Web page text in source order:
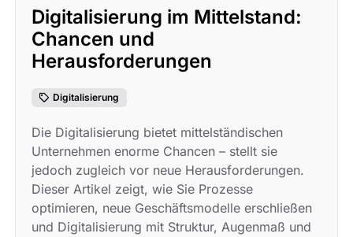
Digitalisierung im Mittelstand:
Chancen und
Herausforderungen
Digitalisierung
Die Digitalisierung bietet mittelständischen
Unternehmen enorme Chancen – stellt sie
jedoch zugleich vor neue Herausforderungen.
Dieser Artikel zeigt, wie Sie Prozesse
optimieren, neue Geschäftsmodelle erschließen
und Digitalisierung mit Struktur, Augenmaß und